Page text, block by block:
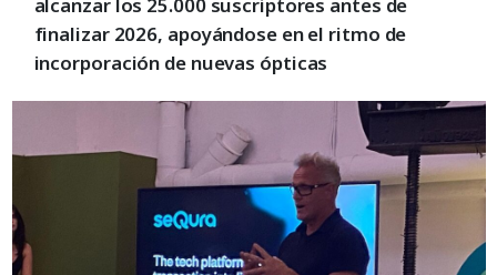
alcanzar los 25.000 suscriptores antes de
finalizar 2026, apoyándose en el ritmo de
incorporación de nuevas ópticas